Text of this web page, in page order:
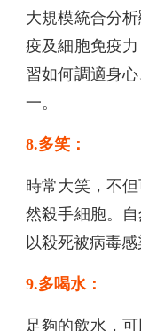
大規模統合分
疫及細胞免疫
習如何調適身
一。
8.多笑：
時常大笑，不
然殺手細胞。
以殺死被病毒感
9.多喝水：
足夠的飲水，